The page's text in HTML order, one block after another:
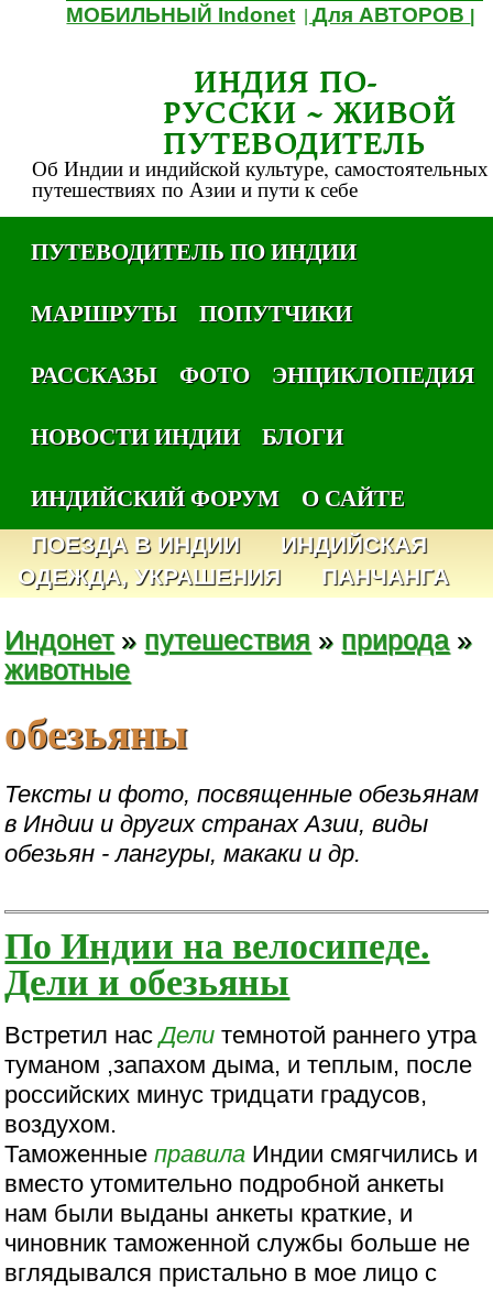
МОБИЛЬНЫЙ Indonet |Для АВТОРОВ
ИНДИЯ ПО-
РУССКИ ~ ЖИВОЙ
ПУТЕВОДИТЕЛЬ
Об Индии и индийской культуре, самостоятельных
путешествиях по Азии и пути к себе
ПУТЕВОДИТЕЛЬ ПО ИНДИИ
МАРШРУТЫ
ПОПУТЧИКИ
РАССКАЗЫ
ФОТО
ЭНЦИКЛОПЕДИЯ
НОВОСТИ ИНДИИ
БЛОГИ
ИНДИЙСКИЙ ФОРУМ
О САЙТЕ
ПОЕЗДА В ИНДИИ
ИНДИЙСКАЯ
ОДЕЖДА, УКРАШЕНИЯ
ПАНЧАНГА
Индонет» путешествия » природа »
животные
обезьяны
Тексты и фото, посвященные обезьянам
в Индии и других странах Азии, виды
обезьян - лангуры, макаки и др.
По Индии на велосипеде.
Дели и обезьяны
Встретил насДели темнотой раннего утра
туманом ,запахом дыма, и теплым, после
российских минус тридцати градусов,
воздухом.
Таможенныеправила Индии смягчились и
вместо утомительно подробной анкеты
нам были выданы анкеты краткие, и
чиновник таможенной службы больше не
вглядывался пристально в мое лицо с